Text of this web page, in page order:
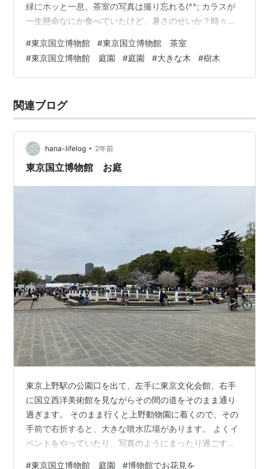
緑にホッと一息。茶室の写真は撮り忘れる(^^; カラスが
一生懸命なにか食べていたけど、暑さのせいか？時々ク
だろうね。私も暑いよ。普段は一般公開されていない、
茶室『応挙館』そこがTOHAKU CHAKANになっていた。
（期間限定みたいです）ここでお昼にしようかと思った
円）を頼んでよしにした。無添加・砂糖不使用、濃厚で
やさしい甘さで生き返った！応挙館…
#東京国立博物館 #東京国立博物館 茶室
#東京国立博物館 庭園 #庭園 #大きな木 #樹木
関連ブログ
hana-lifelog • 2年前
東京国立博物館 お庭
東京上野駅の公園口を出て、左手に東京文化会館、右手
に国立西洋美術館を見ながらその間の道をそのまま通り
過ぎます。 そのまま行くと上野動物園に着くので、その
手前で右折すると、大きな噴水広場があります。 よくイ
ベントをやっていたり、写真のようにまったり過ごす人
#東京国立博物館 庭園 #博物館でお花見を